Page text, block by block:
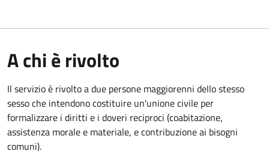
A chi è rivolto
Il servizio è rivolto a due persone maggiorenni dello stesso
sesso che intendono costituire un'unione civile per
formalizzare i diritti e i doveri reciproci (coabitazione,
assistenza morale e materiale, e contribuzione ai bisogni
comuni).